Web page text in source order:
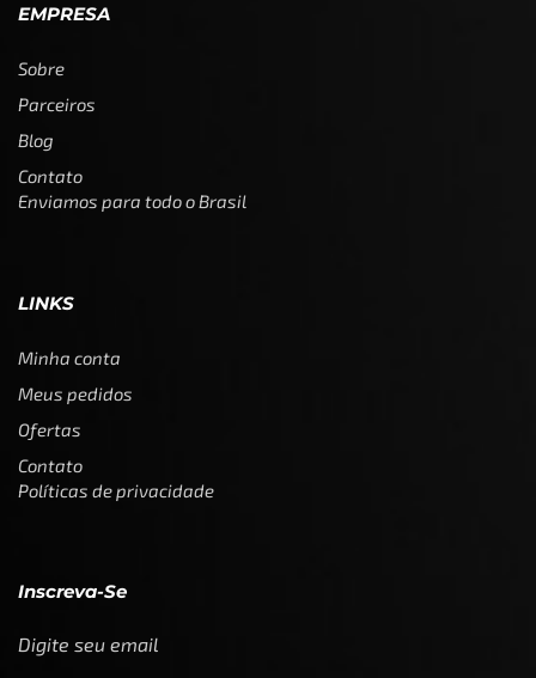
EMPRESA
Sobre
Parceiros
Blog
Contato
Enviamos para todo o Brasil
LINKS
Minha conta
Meus pedidos
Ofertas
Contato
Políticas de privacidade
Inscreva-Se
Digite seu email